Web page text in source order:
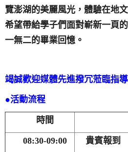
覽澎湖的美麗風光，體驗在地
希望帶給學子們面對嶄新一頁
一無二的畢業回憶。
竭誠歡迎媒體先進撥冗蒞臨指導
●活動流程
時間
08:30-09:00 貴賓報到